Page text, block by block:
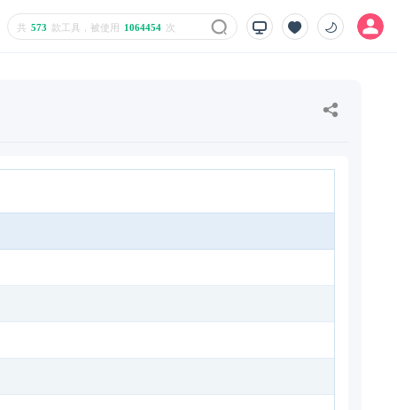
共 573 款工具，被使用 1064454 次